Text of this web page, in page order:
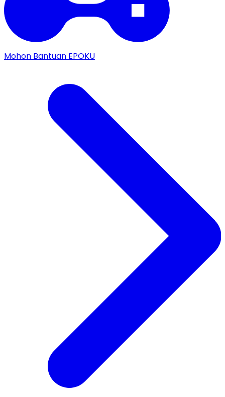
Mohon Bantuan EPOKU